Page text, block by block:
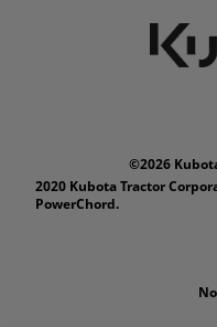
©2026
2020 Kubota Tractor
PowerChord.